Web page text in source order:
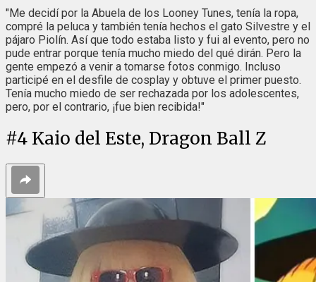
"Me decidí por la Abuela de los Looney Tunes, tenía la ropa,
compré la peluca y también tenía hechos el gato Silvestre y el
pájaro Piolín. Así que todo estaba listo y fui al evento, pero no
pude entrar porque tenía mucho miedo del qué dirán. Pero la
gente empezó a venir a tomarse fotos conmigo. Incluso
participé en el desfile de cosplay y obtuve el primer puesto.
Tenía mucho miedo de ser rechazada por los adolescentes,
pero, por el contrario, ¡fue bien recibida!"
#4 Kaio del Este, Dragon Ball Z